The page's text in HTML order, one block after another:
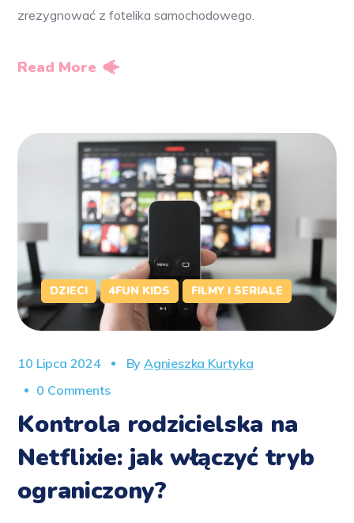
zrezygnować z fotelika samochodowego.
Read More
DZIECI 4FUN KIDS FILMY I SERIALE
10 Lipca 2024 ByAgnieszka Kurtyka
0 Comments
Kontrola rodzicielska na
Netflixie: jak włączyć tryb
ograniczony?